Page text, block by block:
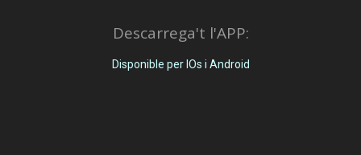
Descarrega't l'APP:
Disponible per IOs i Android